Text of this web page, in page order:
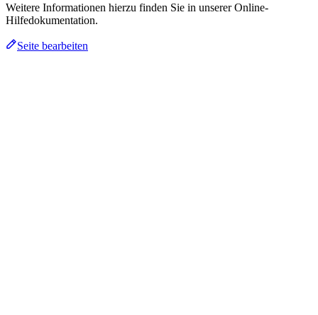
Weitere Informationen hierzu finden Sie in unserer Online-
Hilfedokumentation.
Seite bearbeiten